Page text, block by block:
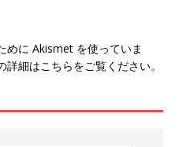
めに Akismet を使っていま
詳細はこちらをご覧ください。